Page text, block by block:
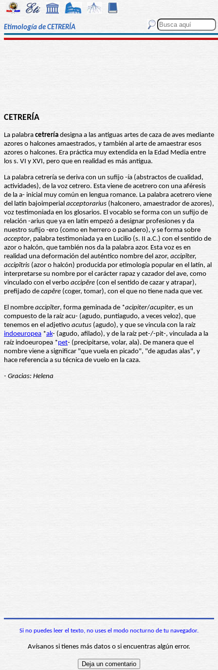
Etimología de CETRERÍA
CETRERÍA
La palabra cetrería designa a las antiguas artes de caza de aves mediante
azores o halcones amaestrados, y también al arte de amaestrar esos
azores o halcones. Era práctica muy extendida en la Edad Media entre
los s. VI y XVI, pero que en realidad es más antigua.
La palabra cetrería se deriva con un sufijo -ía (abstractos de cualidad,
actividades), de la voz cetrero. Esta viene de acetrero con una aféresis
de la a- inicial muy común en lengua romance. La palabra acetrero viene
del latín bajoimperial acceptorarius (halconero, amaestrador de azores),
voz testimoniada en los glosarios. El vocablo se forma con un sufijo de
relación -arius que ya en latín empezó a designar profesiones y da
nuestro sufijo -ero (como en herrero o panadero), y se forma sobre
acceptor, palabra testimoniada ya en Lucilio (s. II a.C.) con el sentido de
azor o halcón, que también nos da la palabra azor. Esta voz es en
realidad una deformación del auténtico nombre del azor, accipĭter,
accipĭtris (azor o halcón) producida por etimología popular en el latín, al
interpretarse su nombre por el carácter rapaz y cazador del ave, como
vinculado con el verbo accipĕre (con el sentido de cazar y atrapar),
prefijado de capĕre (coger, tomar), con el que no tiene nada que ver.
El nombre accipĭter, forma geminada de *acipiter/acupiter, es un
compuesto de la raíz acu- (agudo, puntiagudo, a veces veloz), que
tenemos en el adjetivo acutus (agudo), y que se vincula con la raíz
indoeuropea *ak- (agudo, afilado), y de la raíz pet-/-pit-, vinculada a la
raíz indoeuropea *pet- (precipitarse, volar, ala). De manera que el
nombre viene a significar "que vuela en picado", "de agudas alas", y
hace referencia a su técnica de vuelo en la caza.
- Gracias: Helena
Si no puedes leer el texto, no uses el modo nocturno de tu navegador.
Avísanos si tienes más datos o si encuentras algún error.